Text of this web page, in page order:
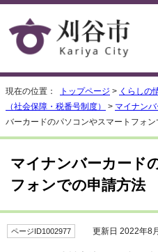
現在の位置： トップページ > くらしの
（社会保障・税番号制度）
> マイナン
バーカードのパソコンやスマートフォ
マイナンバーカード
フォンでの申請方法
ページID1002977 更新日 2022年8